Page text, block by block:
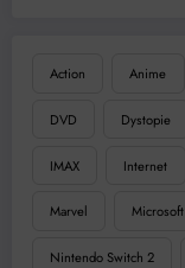
Action Anime
DVD Dystopie
IMAX Internet
Marvel Microsoft
Nintendo Switch 2